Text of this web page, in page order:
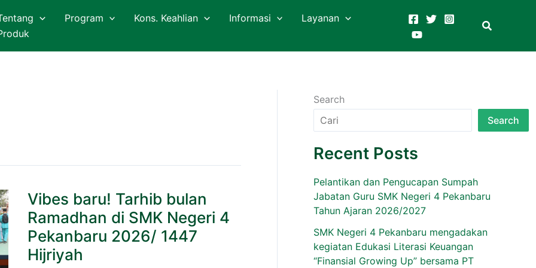
Program Kons. Keahlian Informasi
Layanan
Vibes baru! Tarhib bulan
Ramadhan di SMK Negeri 4
Pekanbaru 2026/ 1447
Hijriyah
Vibes
baru!
Tarhib
bulan
Ramadhan
di
SMK
Negeri
Search
Search
Recent Posts
Pelantikan dan Pengucapan Sumpah
Jabatan Guru SMK Negeri 4 Pekanbaru
Tahun Ajaran 2026/2027
SMK Negeri 4 Pekanbaru mengadakan
kegiatan Edukasi Literasi Keuangan
“Finansial Growing Up” bersama PT